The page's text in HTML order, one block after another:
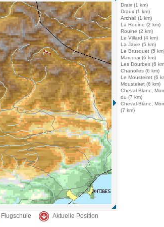
Flugschule Aktuelle Position
Draix (1 km)
Draux (1 km)
Archail (1 km)
La Rouine (2 km)
Rouine (2 km)
Le Villard (4 km)
La Javie (5 km)
Le Brusquet (5
Marcoux (6 km)
Les Dourbes (6
Chanolles (6 km)
Le Mousteiret (6
Mousteiret (6 km)
Cheval Blanc,
du (7 km)
Cheval-Blanc,
(7 km)